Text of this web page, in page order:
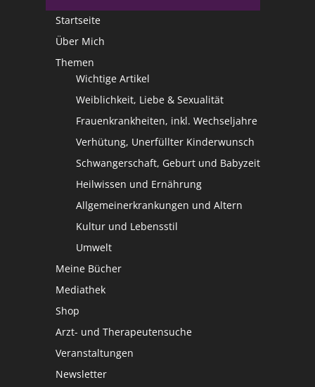
Startseite
Über Mich
Themen
Wichtige Artikel
Weiblichkeit, Liebe & Sexualität
Frauenkrankheiten, inkl. Wechseljahre
Verhütung, Unerfüllter Kinderwunsch
Schwangerschaft, Geburt und Babyzeit
Heilwissen und Ernährung
Allgemeinerkrankungen und Altern
Kultur und Lebensstil
Umwelt
Meine Bücher
Mediathek
Shop
Arzt- und Therapeutensuche
Veranstaltungen
Newsletter